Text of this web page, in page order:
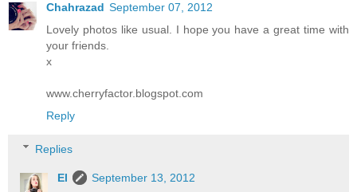
Chahrazad September 07, 2012
Lovely photos like usual. I hope you have a great time with
your friends.
x
www.cherryfactor.blogspot.com
Reply
Replies
El
September 13, 2012